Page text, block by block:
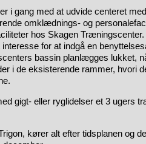
i gang med at udvide centeret
omklædnings- og
hos Skagen
for at indgå en
bassin planlægges lukket,
i de eksisterende rammer, hvori
gigt- eller ryglidelser et 3 ugers
kører alt efter tidsplanen og